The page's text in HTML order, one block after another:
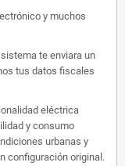
y muchos
te enviara un
tus datos fiscales
eléctrica
y consumo
urbanas y
configuración original.